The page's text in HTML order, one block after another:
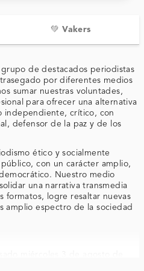
💚 Vakers
de destacados periodistas
por diferentes medios
sumar nuestras voluntades,
para ofrecer una alternativa
independiente, crítico, con
defensor de la paz y de los
ético y socialmente
con un carácter amplio,
Nuestro medio
una narrativa transmedia
formatos, logre resaltar nuevas
amplio espectro de la sociedad
RAYA. Proyecto